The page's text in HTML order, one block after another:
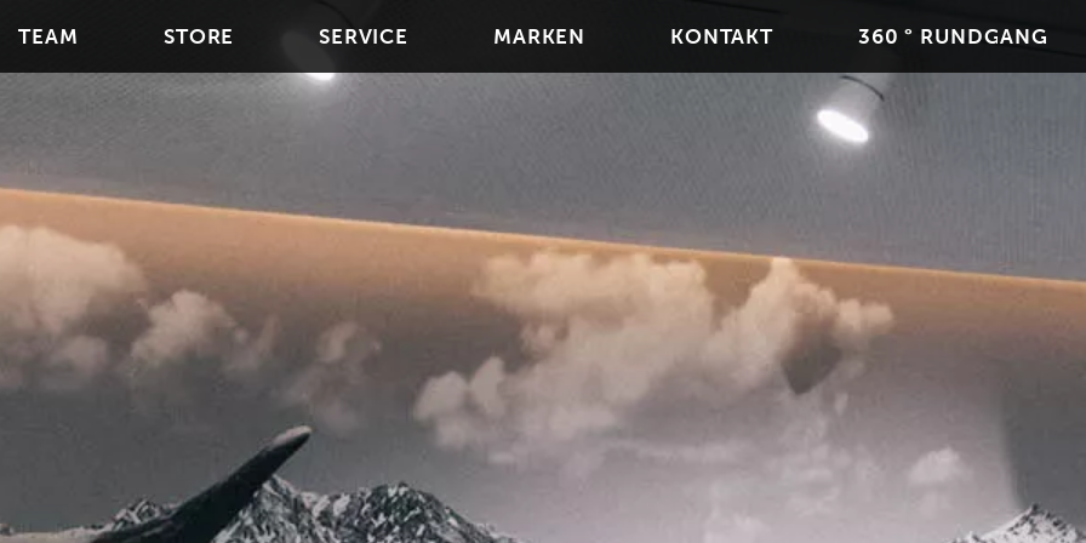
TEAM STORE SERVICE MARKEN KONTAKT 360 ° RUNDGANG